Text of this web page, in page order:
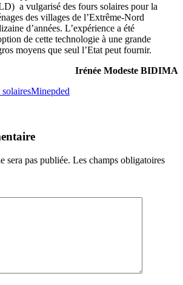
a vulgarisé des fours solaires pour la
des villages de l’Extrême-Nord
d’années. L’expérience a été
de cette technologie à une grande
moyens que seul l’Etat peut fournir.
Irénée Modeste BIDIMA
Minepded
sera pas publiée. Les champs obligatoires